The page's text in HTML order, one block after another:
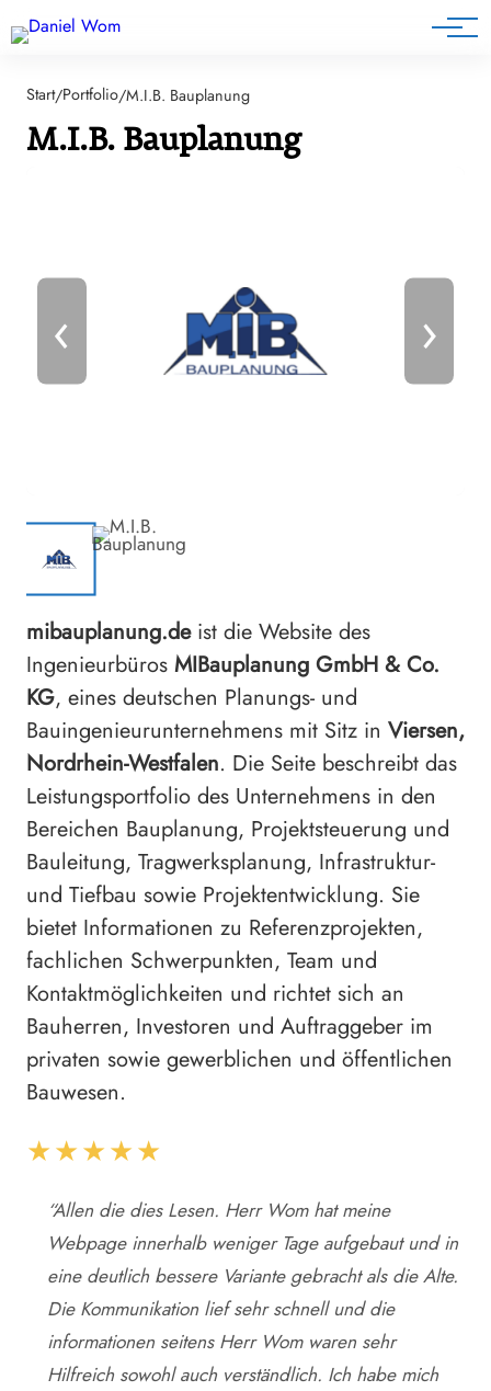
Blog
Start/Portfolio/M.I.B. Bauplanung
M.I.B. Bauplanung
‹ ›
mibauplanung.deist die Website des
Ingenieurbüros MIBauplanung GmbH & Co.
KG, eines deutschen Planungs- und
Bauingenieurunternehmens mit Sitz in Viersen,
Nordrhein-Westfalen. Die Seite beschreibt das
Leistungsportfolio des Unternehmens in den
Bereichen Bauplanung, Projektsteuerung und
Bauleitung, Tragwerksplanung, Infrastruktur-
und Tiefbau sowie Projektentwicklung. Sie
bietet Informationen zu Referenzprojekten,
fachlichen Schwerpunkten, Team und
Kontaktmöglichkeiten und richtet sich an
Bauherren, Investoren und Auftraggeber im
privaten sowie gewerblichen und öffentlichen
Bauwesen.
★★★★★
“Allen die dies Lesen. Herr Wom hat meine
Webpage innerhalb weniger Tage aufgebaut und in
eine deutlich bessere Variante gebracht als die Alte.
Die Kommunikation lief sehr schnell und die
informationen seitens Herr Wom waren sehr
Hilfreich sowohl auch verständlich. Ich habe mich